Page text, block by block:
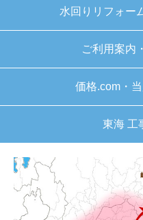
水回りリフォー
ご利用案内
価格.com・
東海 工